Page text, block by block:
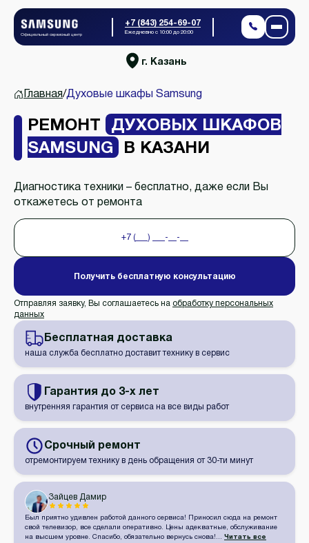
Официальный сервисный центр
+7 (843) 254-69-07
Ежедневно с 10:00 до 20:00
г. Казань
Главная/Духовые шкафы Samsung
РЕМОНТ
ДУХОВЫХ ШКАФОВ
SAMSUNG
В КАЗАНИ
Диагностика техники – бесплатно, даже если Вы
откажетесь от ремонта
Получить бесплатную консультацию
Отправляя заявку, Вы соглашаетесь на обработку персональных
данных
Бесплатная доставка
наша служба бесплатно доставит технику в сервис
Гарантия до 3-х лет
внутренняя гарантия от сервиса на все виды работ
Срочный ремонт
отремонтируем технику в день обращения от 30-ти минут
Зайцев Дамир
Был приятно удивлен работой данного сервиса! Приносил сюда на ремонт
свой телевизор, все сделали оперативно. Цены адекватные, обслуживание
на высшем уровне. Спасибо, обязательно вернусь снова!... Читать все